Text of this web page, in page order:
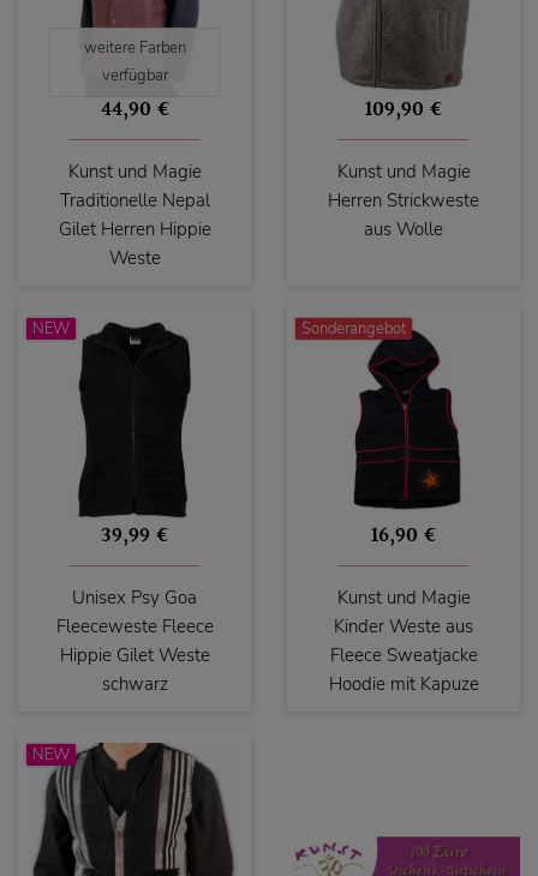
weitere Farben
verfügbar
44,90 €
Kunst und Magie
Traditionelle Nepal
Gilet Herren Hippie
Weste
109,90 €
Kunst und Magie
Herren Strickweste
aus Wolle
NEW
39,99 €
Unisex Psy Goa
Fleeceweste Fleece
Hippie Gilet Weste
schwarz
Sonderangebot
16,90 €
Kunst und Magie
Kinder Weste aus
Fleece Sweatjacke
Hoodie mit Kapuze
NEW